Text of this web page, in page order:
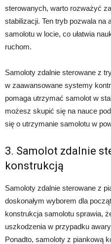
sterowanych, warto rozważyć
stabilizacji. Ten tryb pozwala na
samolotu w locie, co ułatwia
ruchom.
Samoloty zdalnie sterowane z
w zaawansowane systemy
pomaga utrzymać samolot w
możesz skupić się na nauce
się o utrzymanie samolotu w
3. Samolot zdalnie
konstrukcją
Samoloty zdalnie sterowane z
doskonałym wyborem dla
konstrukcja samolotu sprawia,
uszkodzenia w przypadku
Ponadto, samoloty z piankową